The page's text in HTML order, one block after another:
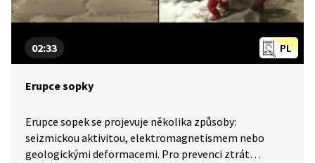
PL
02:33
Erupce sopky
Erupce sopek se projevuje několika způsoby:
seizmickou aktivitou, elektromagnetismem nebo
geologickými deformacemi. Pro prevenci ztrát